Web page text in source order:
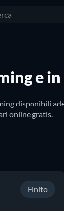
e
disponibili
online gratis.
Finito